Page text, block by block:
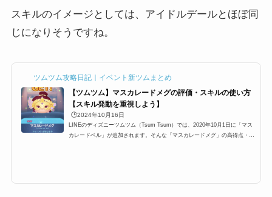
スキルのイメージとしては、アイドルデールとほぼ同
じになりそうですね。
ツムツム攻略日記｜イベント新ツムまとめ
【ツムツム】マスカレードメグの評価・スキルの使い方
【スキル発動を重視しよう】
🕒️2024年10月16日
LINEのディズニーツムツム（Tsum Tsum）では、2020年10月1日に「マス
カレードベル」が追加されます。そんな「マスカレードメグ」の高得点・コ